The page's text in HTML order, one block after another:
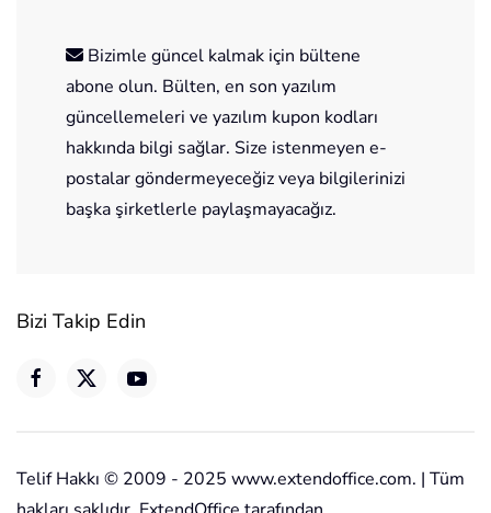
Bizimle güncel kalmak için bültene
abone olun. Bülten, en son yazılım
güncellemeleri ve yazılım kupon kodları
hakkında bilgi sağlar. Size istenmeyen e-
postalar göndermeyeceğiz veya bilgilerinizi
başka şirketlerle paylaşmayacağız.
Bizi Takip Edin
Telif Hakkı © 2009 - 2025 www.extendoffice.com. | Tüm